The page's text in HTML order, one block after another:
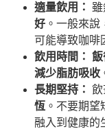
適量飲用：
好 。一般來說
可能導致咖啡
飲用時間： 飯
減少脂肪吸收
長期堅持： 飲
恆 。不要期
融入到健康的